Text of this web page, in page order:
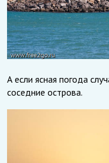
А если ясная погода
соседние острова.